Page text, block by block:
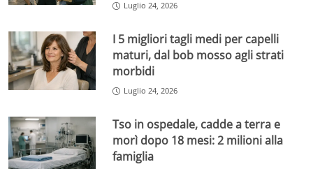
Luglio 24, 2026
I 5 migliori tagli medi per capelli
maturi, dal bob mosso agli strati
morbidi
Luglio 24, 2026
Tso in ospedale, cadde a terra e
morì dopo 18 mesi: 2 milioni alla
famiglia